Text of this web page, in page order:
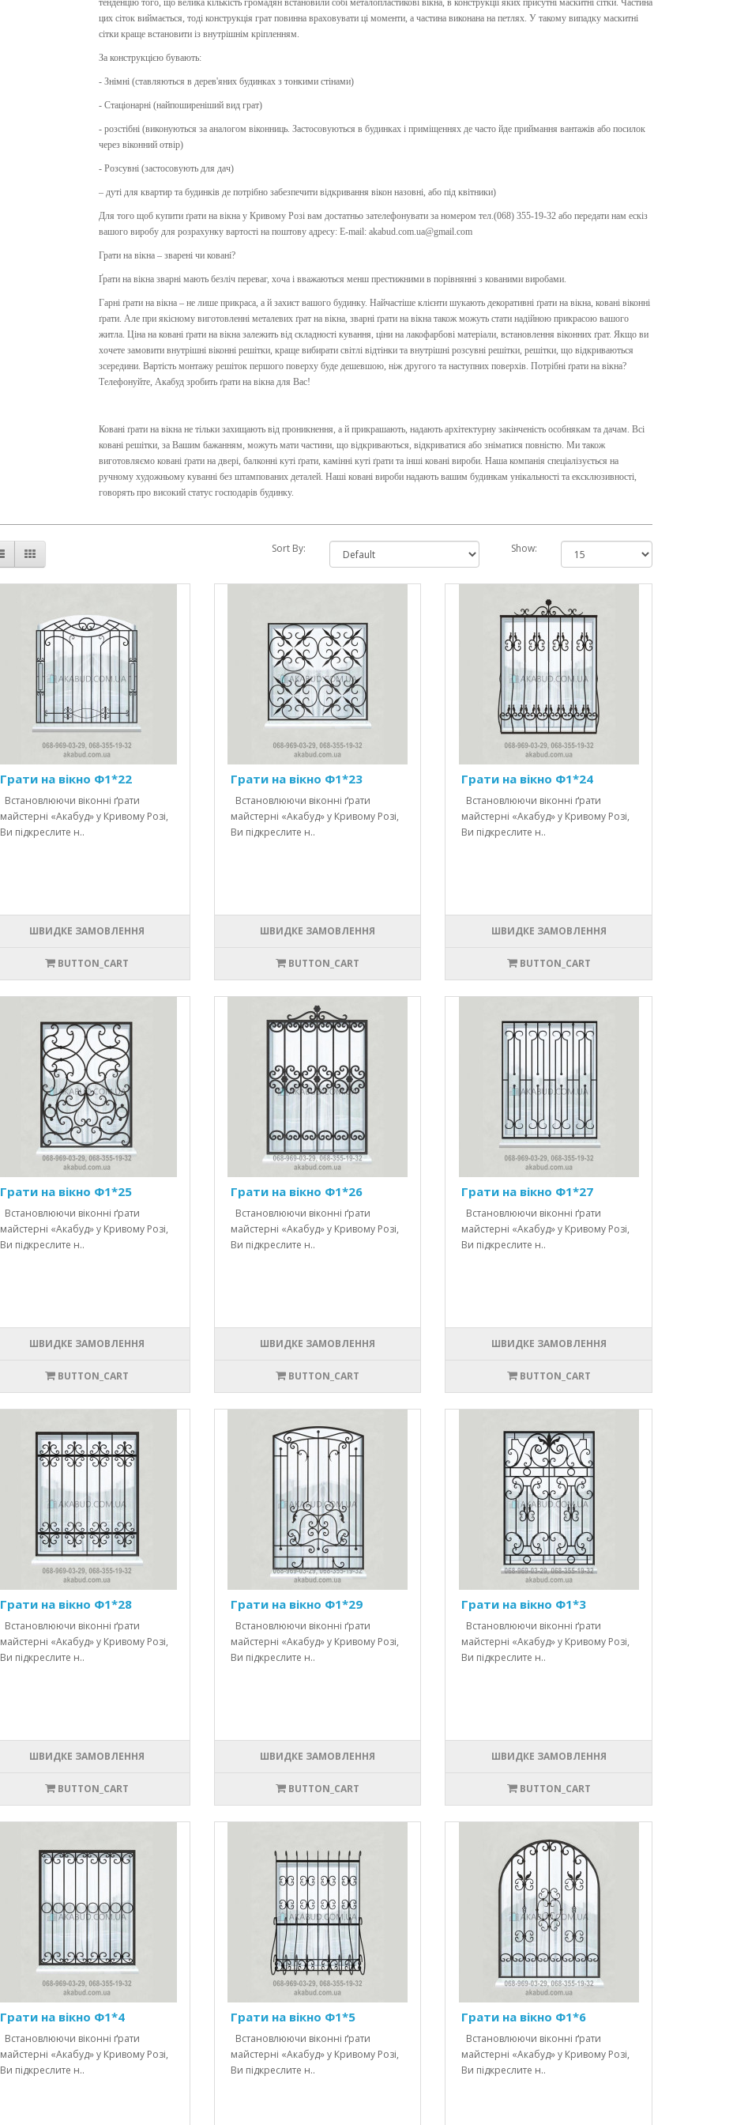
тенденцію того, що велика кількість громадян встановили собі металопластикові вікна, в конструкції яких присутні маскитні сітки. Частина
цих сіток виймається, тоді конструкція грат повинна враховувати ці моменти, а частина виконана на петлях. У такому випадку маскитні
сітки краще встановити із внутрішнім кріпленням.
За конструкцією бувають:
- Знімні (ставляються в дерев'яних будинках з тонкими стінами)
- Стаціонарні (найпоширеніший вид грат)
- розстібні (виконуються за аналогом віконниць. Застосовуються в будинках і приміщеннях де часто йде приймання вантажів або посилок
через віконний отвір)
- Розсувні (застосовують для дач)
– дуті для квартир та будинків де потрібно забезпечити відкривання вікон назовні, або під квітники)
Для того щоб купити ґрати на вікна у Кривому Розі вам достатньо зателефонувати за номером тел.(068) 355-19-32 або передати нам ескіз
вашого виробу для розрахунку вартості на поштову адресу: E-mail: akabud.com.ua@gmail.com
Грати на вікна – зварені чи ковані?
Ґрати на вікна зварні мають безліч переваг, хоча і вважаються менш престижними в порівнянні з кованими виробами.
Гарні ґрати на вікна – не лише прикраса, а й захист вашого будинку. Найчастіше клієнти шукають декоративні ґрати на вікна, ковані віконні
ґрати. Але при якісному виготовленні металевих ґрат на вікна, зварні ґрати на вікна також можуть стати надійною прикрасою вашого
житла. Ціна на ковані ґрати на вікна залежить від складності кування, ціни на лакофарбові матеріали, встановлення віконних ґрат. Якщо ви
хочете замовити внутрішні віконні решітки, краще вибирати світлі відтінки та внутрішні розсувні решітки, решітки, що відкриваються
зсередини. Вартість монтажу решіток першого поверху буде дешевшою, ніж другого та наступних поверхів. Потрібні ґрати на вікна?
Телефонуйте, Акабуд зробить ґрати на вікна для Вас!
Ковані ґрати на вікна не тільки захищають від проникнення, а й прикрашають, надають архітектурну закінченість особнякам та дачам. Всі
ковані решітки, за Вашим бажанням, можуть мати частини, що відкриваються, відкриватися або зніматися повністю. Ми також
виготовляємо ковані ґрати на двері, балконні куті ґрати, камінні куті ґрати та інші ковані вироби. Наша компанія спеціалізується на
ручному художньому куванні без штампованих деталей. Наші ковані вироби надають вашим будинкам унікальності та ексклюзивності,
говорять про високий статус господарів будинку.
Sort By: Show:
Грати на вікно Ф1*22
Встановлюючи віконні ґрати
майстерні «Акабуд» у Кривому Розі,
Ви підкреслите н..
ШВИДКЕ ЗАМОВЛЕННЯ
BUTTON_CART
Грати на вікно Ф1*23
Встановлюючи віконні ґрати
майстерні «Акабуд» у Кривому Розі,
Ви підкреслите н..
ШВИДКЕ ЗАМОВЛЕННЯ
BUTTON_CART
Грати на вікно Ф1*24
Встановлюючи віконні ґрати
майстерні «Акабуд» у Кривому Розі,
Ви підкреслите н..
ШВИДКЕ ЗАМОВЛЕННЯ
BUTTON_CART
Грати на вікно Ф1*25
Встановлюючи віконні ґрати
майстерні «Акабуд» у Кривому Розі,
Ви підкреслите н..
ШВИДКЕ ЗАМОВЛЕННЯ
BUTTON_CART
Грати на вікно Ф1*26
Встановлюючи віконні ґрати
майстерні «Акабуд» у Кривому Розі,
Ви підкреслите н..
ШВИДКЕ ЗАМОВЛЕННЯ
BUTTON_CART
Грати на вікно Ф1*27
Встановлюючи віконні ґрати
майстерні «Акабуд» у Кривому Розі,
Ви підкреслите н..
ШВИДКЕ ЗАМОВЛЕННЯ
BUTTON_CART
Грати на вікно Ф1*28
Встановлюючи віконні ґрати
майстерні «Акабуд» у Кривому Розі,
Ви підкреслите н..
ШВИДКЕ ЗАМОВЛЕННЯ
BUTTON_CART
Грати на вікно Ф1*29
Встановлюючи віконні ґрати
майстерні «Акабуд» у Кривому Розі,
Ви підкреслите н..
ШВИДКЕ ЗАМОВЛЕННЯ
BUTTON_CART
Грати на вікно Ф1*3
Встановлюючи віконні ґрати
майстерні «Акабуд» у Кривому Розі,
Ви підкреслите н..
ШВИДКЕ ЗАМОВЛЕННЯ
BUTTON_CART
Грати на вікно Ф1*4
Встановлюючи віконні ґрати
майстерні «Акабуд» у Кривому Розі,
Ви підкреслите н..
Грати на вікно Ф1*5
Встановлюючи віконні ґрати
майстерні «Акабуд» у Кривому Розі,
Ви підкреслите н..
Грати на вікно Ф1*6
Встановлюючи віконні ґрати
майстерні «Акабуд» у Кривому Розі,
Ви підкреслите н..